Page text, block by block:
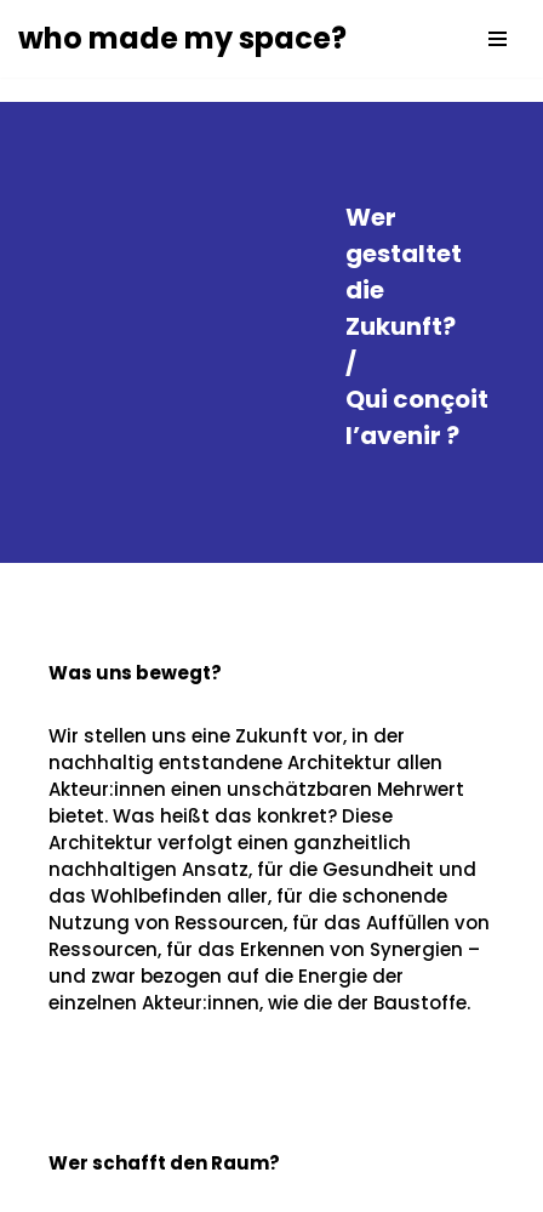
who made my space?
Wer
gestaltet
die
Zukunft?
/
Qui conçoit
l’avenir ?
Was uns bewegt?
Wir stellen uns eine Zukunft vor, in der
nachhaltig entstandene Architektur allen
Akteur:innen einen unschätzbaren Mehrwert
bietet. Was heißt das konkret? Diese
Architektur verfolgt einen ganzheitlich
nachhaltigen Ansatz, für die Gesundheit und
das Wohlbefinden aller, für die schonende
Nutzung von Ressourcen, für das Auffüllen von
Ressourcen, für das Erkennen von Synergien –
und zwar bezogen auf die Energie der
einzelnen Akteur:innen, wie die der Baustoffe.
Wer schafft den Raum?